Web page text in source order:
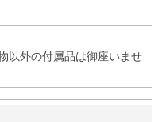
以外の付属品は御座いませ